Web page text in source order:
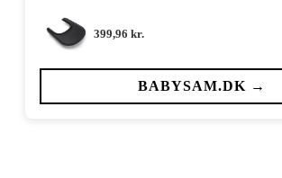
399,96 kr.
BABYSAM.DK →